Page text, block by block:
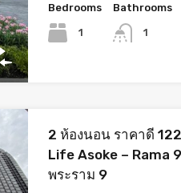
Bedrooms
1
Bathrooms
1
2 ห้องนอน ราคาดี
Life Asoke – Rama
พระราม 9